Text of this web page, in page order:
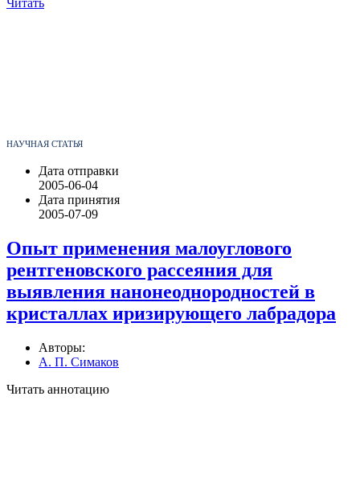
Читать
НАУЧНАЯ СТАТЬЯ
Дата отправки
2005-06-04
Дата принятия
2005-07-09
Опыт применения малоуглового
рентгеновского рассеяния для
выявления нанонеоднородностей в
кристаллах иризирующего лабрадора
Авторы:
А. П. Симаков
Читать аннотацию